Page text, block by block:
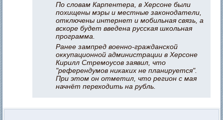
По словам Карпентера, в Херсоне были
похищены мэры и местные законодатели,
отключены интернет и мобильная связь, а
вскоре будет введена русская школьная
программа.
Ранее зампред военно-гражданской
оккупационной администрации в Херсоне
Кирилл Стремоусов заявил, что
"референдумов никаких не планируется".
При этом он отметил, что регион с мая
начнёт переходить на рубль.